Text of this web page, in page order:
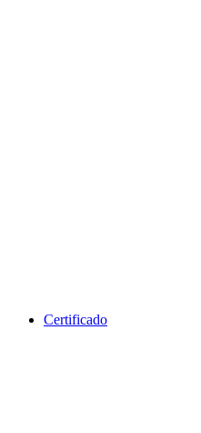
Certificado